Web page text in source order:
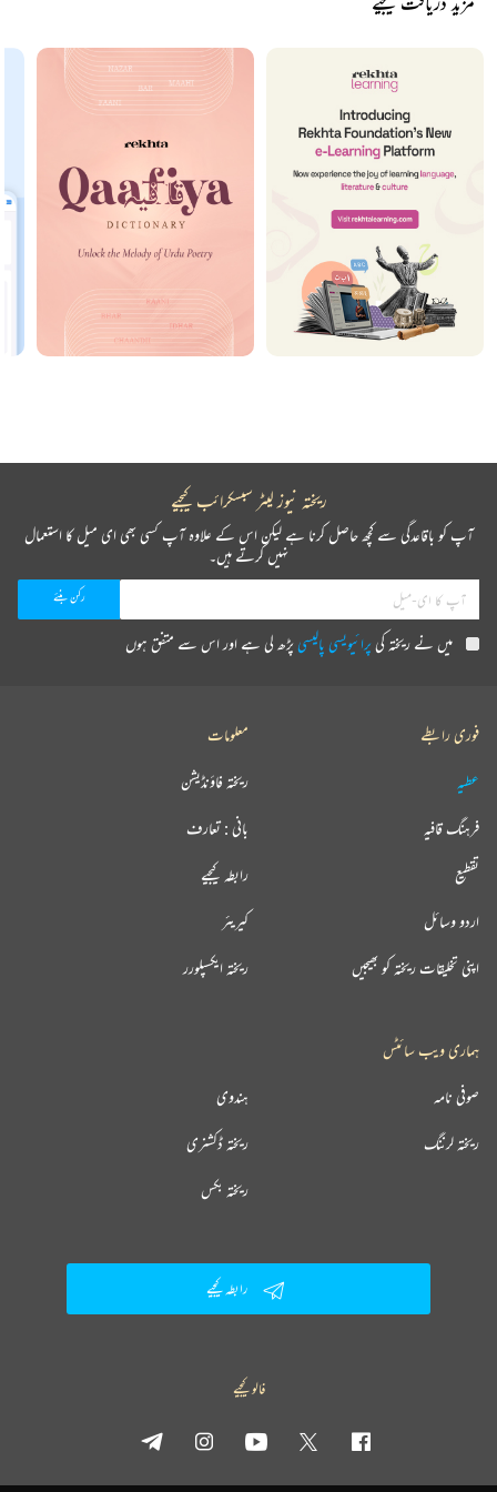
ریختہ نیوز لیٹر سبسکرائب کیجیے
آپ کو باقاعدگی سے کچھ حاصل کرنا ہے لیکن اس کے علاوہ آپ کسی بھی ای میل کا استعمال
نہیں کرتے ہیں۔
میں نے ریختہ کیپرائیویسی پالیسیپڑھ لی ہے اور اس سے متفق ہوں
فوری رابطے
عطیہ
فرہنگ قافیہ
تقطیع
اردو وسائل
اپنی تخلیقات ریختہ کو بھیجیں
معلومات
ریختہ فاؤنڈیشن
بانی : تعارف
رابطہ کیجیے
کیریئر
ریختہ ایکسپلورر
ہماری ویب سائٹس
ہندوی صوفی نامہ
ریختہ ڈکشنری ریختہ لرننگ
ریختہ بکس
رابطہ کیجیے
فالو کیجیے